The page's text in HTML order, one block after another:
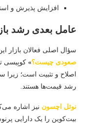
افزایش پذیرش و
عامل بعدی رشد
سؤال اصلی فعالان بازار
صعودی چیست؟» کوبِیسی
اصلاح و تثبیت است؛ زیرا
رشد قیمت‌ها هستند.
نوئل اچسون نیز اشاره
بیت‌کوین را یک دارایی